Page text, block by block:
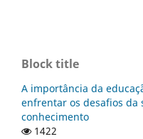
Block title
A importância da
enfrentar os desafios da
conhecimento
1422